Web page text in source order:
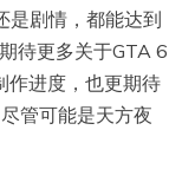
是剧情，都能达到
待更多关于GTA 6
作进度，也更期待
管可能是天方夜